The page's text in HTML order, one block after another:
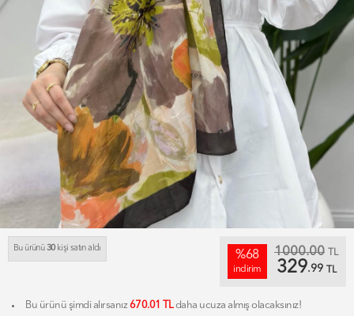
Bu ürünü30kişi satın aldı
%68
indirim
1000.00 TL
329.99 TL
Bu ürünü şimdi alırsanız670.01 TLdaha ucuza almış olacaksınız!